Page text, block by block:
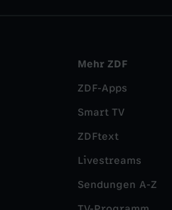
Mehr ZDF
ZDF-Apps
Smart TV
ZDFtext
Livestreams
Sendungen A-Z